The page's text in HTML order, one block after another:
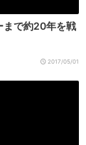
まで約20年を戦
2017/05/01